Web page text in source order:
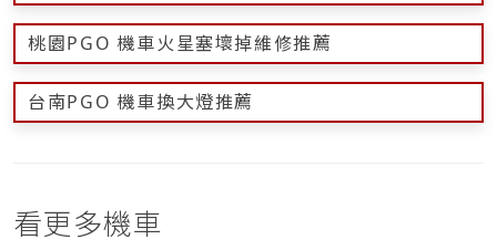
桃園PGO 機車火星塞壞掉維修推薦
台南PGO 機車換大燈推薦
看更多機車